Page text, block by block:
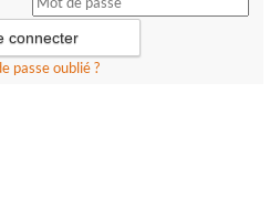
passe oublié ?